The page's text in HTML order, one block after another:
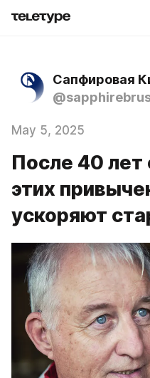
Сапфировая
May 5, 2025
После 40 лет
этих
ускоряют